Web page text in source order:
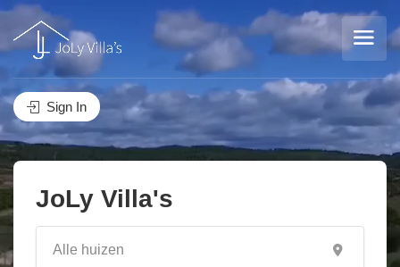
Sign In
JoLy Villa's